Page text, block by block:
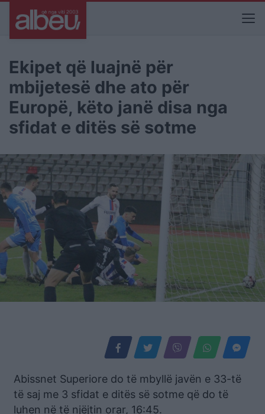
Ekipet që luajnë për
mbijetesë dhe ato për
Europë, këto janë disa nga
sfidat e ditës së sotme
Abissnet Superiore do të mbyllë javën e 33-të
të saj me 3 sfidat e ditës së sotme që do të
luhen në të njëjtin orar, 16:45.